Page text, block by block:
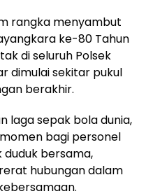
rangka menyambut
ke-80 Tahun
di seluruh Polsek
dimulai sekitar pukul
berakhir.
laga sepak bola dunia,
bagi personel
bersama,
hubungan dalam